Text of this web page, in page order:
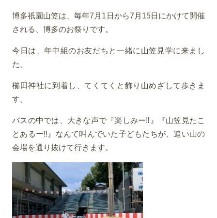
博多祇園山笠は、毎年7月1日から7月15日にかけて開催
される、博多のお祭りです。
今日は、年中組のお友だちと一緒に山笠見学に来まし
た。
櫛田神社に到着し、てくてくと飾り山めざして歩きま
す。
バスの中では、大きな声で『楽しみー‼』『山笠見たこ
とあるー‼』なんて叫んでいた子どもたちが、追い山の
会場を通り抜けて行きます。